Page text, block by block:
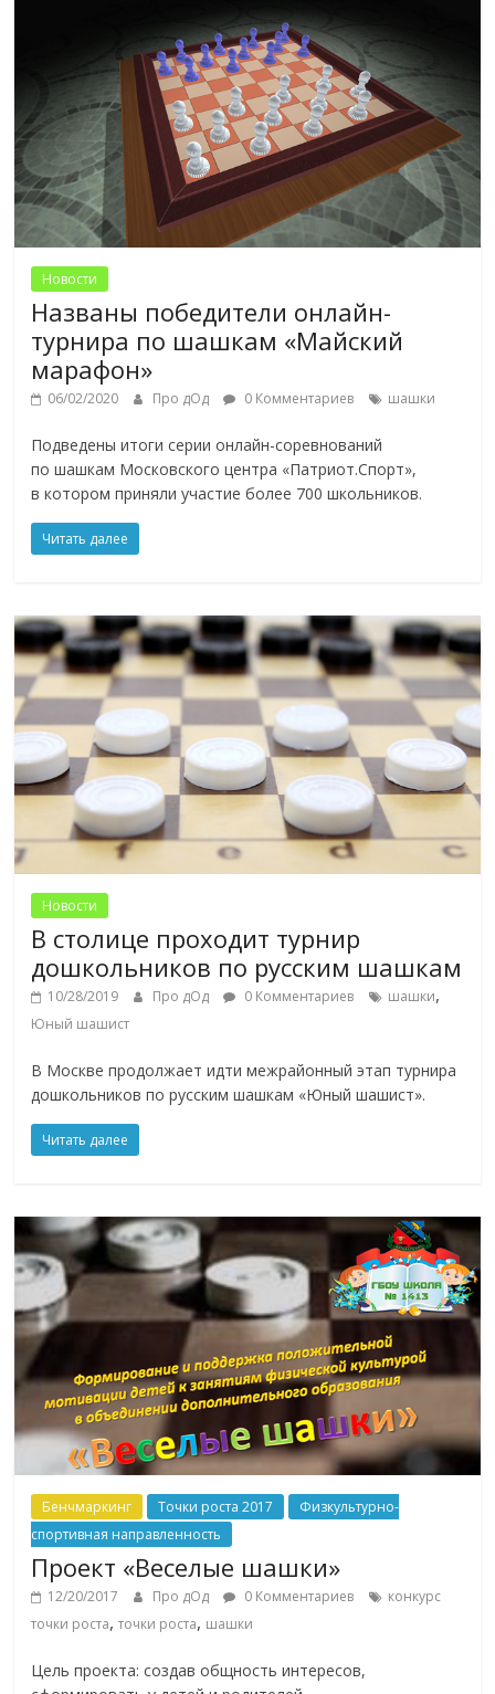
Новости
Названы победители онлайн-
турнира по шашкам «Майский
марафон»
06/02/2020 Про дОд 0 Комментариев шашки
Подведены итоги серии онлайн-соревнований
по шашкам Московского центра «Патриот.Спорт»,
в котором приняли участие более 700 школьников.
Читать далее
Новости
В столице проходит турнир
дошкольников по русским шашкам
10/28/2019 Про дОд 0 Комментариев шашки,
Юный шашист
В Москве продолжает идти межрайонный этап турнира
дошкольников по русским шашкам «Юный шашист».
Читать далее
Бенчмаркинг Точки роста 2017
Физкультурно-
спортивная направленность
Проект «Веселые шашки»
12/20/2017 Про дОд 0 Комментариев
конкурс
точки роста,точки роста, шашки
Цель проекта: создав общность интересов,